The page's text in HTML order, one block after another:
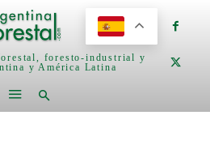
foresto-industrial y
y América Latina